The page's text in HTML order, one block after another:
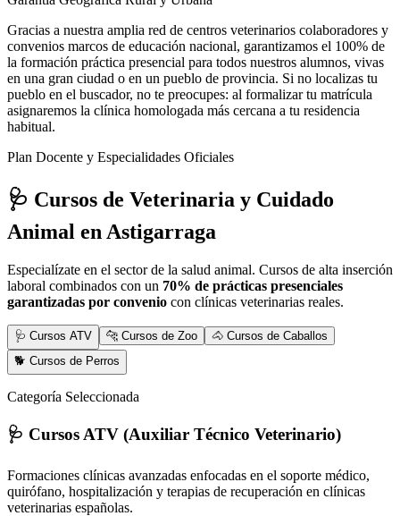
Gracias a nuestra amplia red de centros veterinarios colaboradores y
convenios marcos de educación nacional, garantizamos el 100% de
la formación práctica presencial para todos nuestros alumnos, vivas
en una gran ciudad o en un pueblo de provincia. Si no localizas tu
pueblo en el buscador, no te preocupes: al formalizar tu matrícula
asignaremos la clínica homologada más cercana a tu residencia
habitual.
Plan Docente y Especialidades Oficiales
🩺 Cursos de Veterinaria y Cuidado
Animal en Astigarraga
Especialízate en el sector de la salud animal. Cursos de alta inserción
laboral combinados con un 70% de prácticas presenciales
garantizadas por convenio con clínicas veterinarias reales.
🩺 Cursos ATV 🐆 Cursos de Zoo
🐴 Cursos de Caballos
🐕 Cursos de Perros
Categoría Seleccionada
🩺 Cursos ATV (Auxiliar Técnico Veterinario)
Formaciones clínicas avanzadas enfocadas en el soporte médico,
quirófano, hospitalización y terapias de recuperación en clínicas
veterinarias españolas.